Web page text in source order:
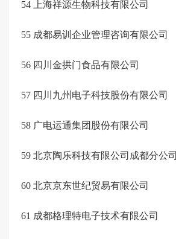
54 上海祥源生物科技有限公司
55 成都易训企业管理咨询有限公司
56 四川金拱门食品有限公司
57 四川九州电子科技股份有限公司
58 广电运通集团股份有限公司
59 北京陶乐科技有限公司成都分公司
60 北京京东世纪贸易有限公司
61 成都格理特电子技术有限公司